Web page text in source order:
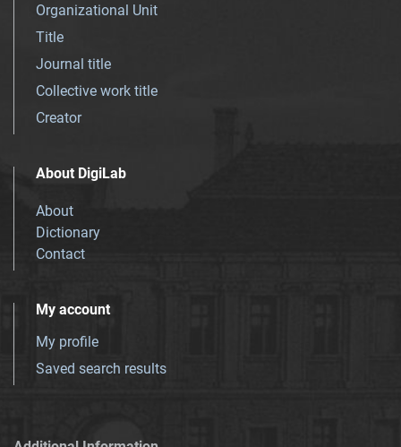
Organizational Unit
Title
Journal title
Collective work title
Creator
About DigiLab
About
Dictionary
Contact
My account
My profile
Saved search results